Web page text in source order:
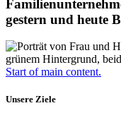
gestern und heute
Start of main content.
Unsere Ziele